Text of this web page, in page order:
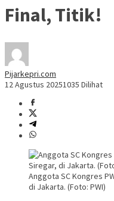
Final, Titik!
Pijarkepri.com
12 Agustus 20251035 Dilihat
Anggota SC Kongres
di Jakarta. (Foto: PWI)